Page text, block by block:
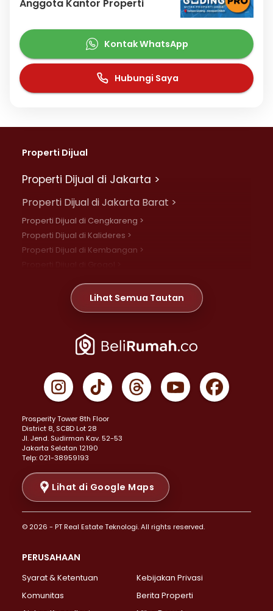
Anggota Kantor Properti
Kontak WhatsApp
Hubungi Saya
Properti Dijual
Properti Dijual di Jakarta >
Properti Dijual di Jakarta Barat >
Properti Dijual di Cengkareng >
Properti Dijual di Kalideres >
Properti Dijual di Kembangan >
Properti Dijual di Meruya >
Properti Dijual di Jelambar >
Properti Dijual di Jakarta Pusat >
Properti Dijual di Gambir >
Properti Dijual di Johar Baru >
Properti Dijual di Menteng >
Properti Dijual di Senen >
Properti Dijual di Tanah Abang >
Properti Dijual di Cikini >
Properti Dijual di Kramat >
Properti Dijual di Pasar Baru >
Properti Dijual di Bendungan Hilir >
Properti Dijual di Jakarta Selatan >
Properti Dijual di Lebak Bulus >
Properti Dijual di Gandaria Selatan >
Properti Dijual di Pondok Labu >
Lihat Semua Tautan
Prosperity Tower 8th Floor
District 8, SCBD Lot 28
JI. Jend. Sudirman Kav. 52-53
Jakarta Selatan 12190
Telp: 021-38959193
Lihat di Google Maps
© 2026 - PT Real Estate Teknologi. All rights reserved.
PERUSAHAAN
Syarat & Ketentuan
Kebijakan Privasi
Komunitas
Berita Properti